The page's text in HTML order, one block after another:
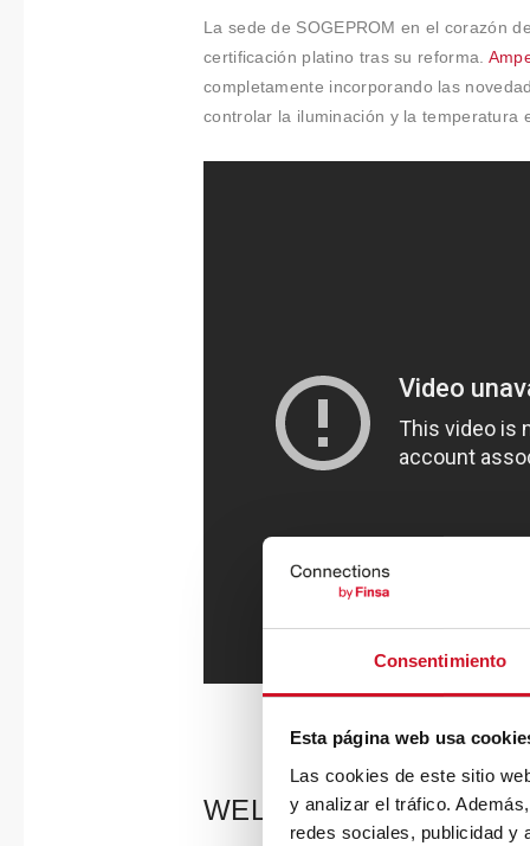
Consentimiento
Esta página web usa
Las cookies de este sitio
y analizar el tráfico.
redes sociales, publicidad y
La sede de SOGEPROM en el corazón
certificación platino tras su reforma.
completamente incorporando las
controlar la iluminación y la temperatura
WELL Gold